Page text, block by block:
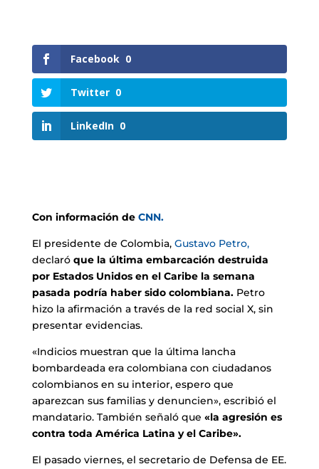
Facebook 0
Twitter 0
LinkedIn 0
Con información de CNN.
El presidente de Colombia, Gustavo Petro,
declaróque la última embarcación destruida
por Estados Unidos en el Caribe la semana
pasada podría haber sido colombiana.Petro
hizo la afirmación a través de la red social X, sin
presentar evidencias.
«Indicios muestran que la última lancha
bombardeada era colombiana con ciudadanos
colombianos en su interior, espero que
aparezcan sus familias y denuncien», escribió el
mandatario. También señaló que «la agresión es
contra toda América Latina y el Caribe».
El pasado viernes, el secretario de Defensa de EE.